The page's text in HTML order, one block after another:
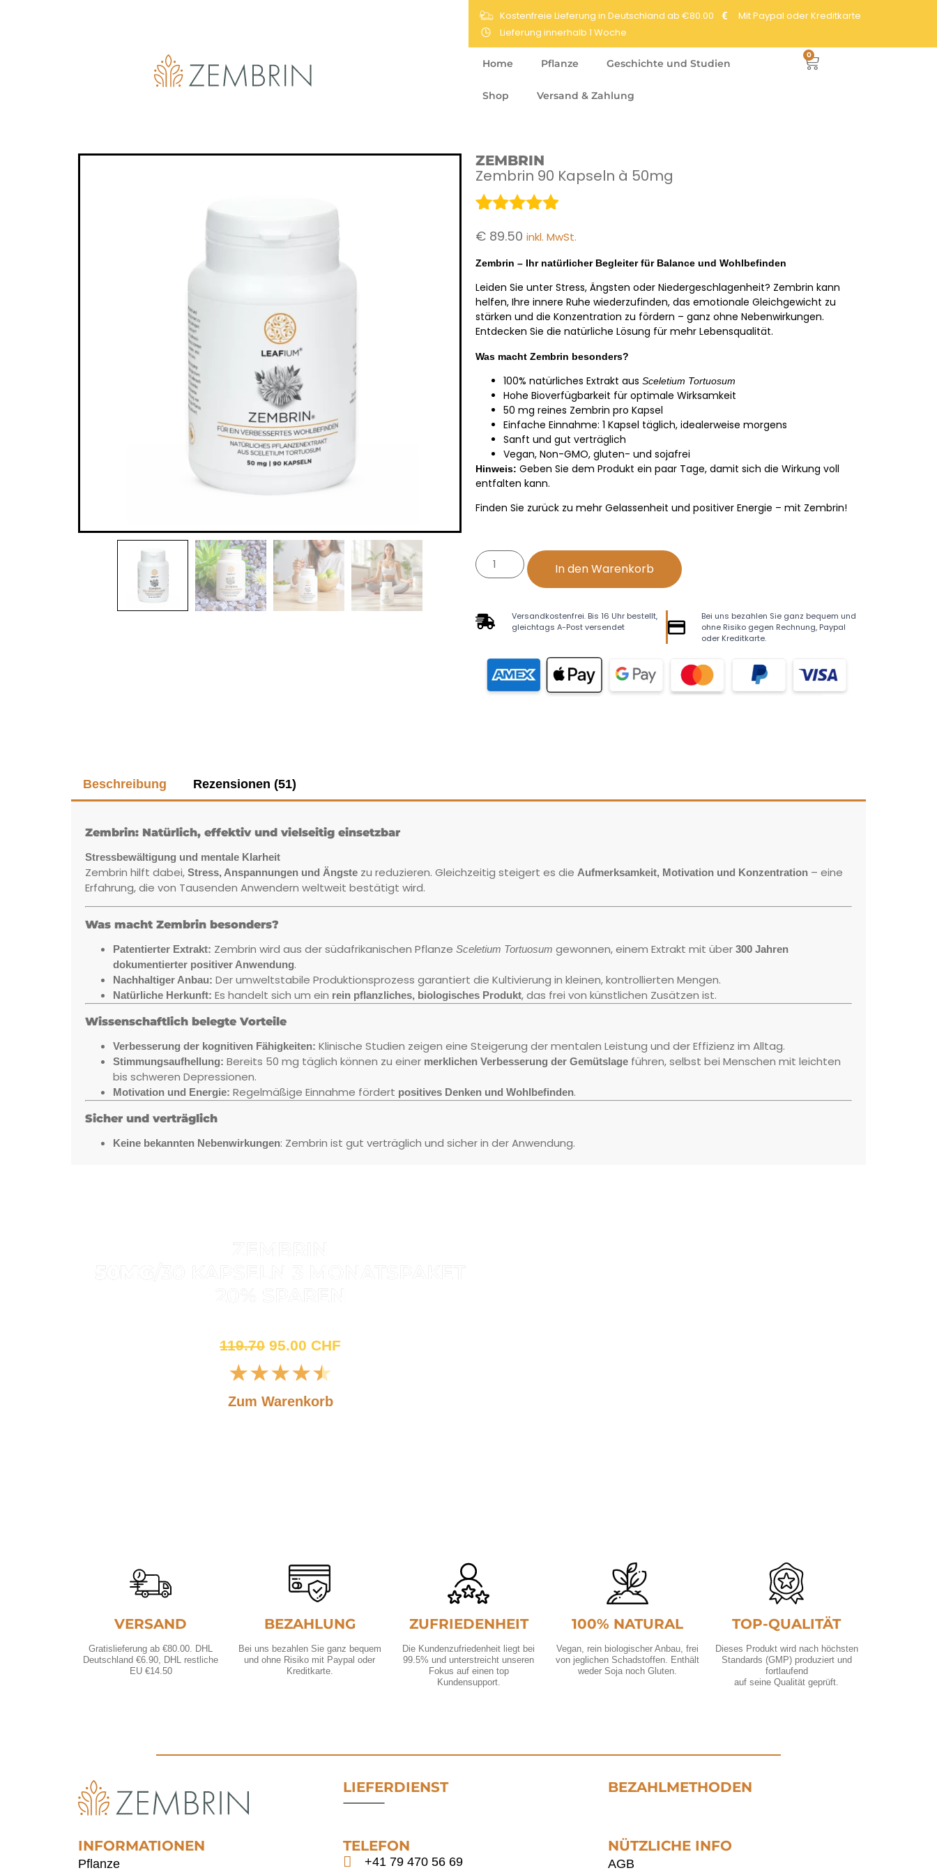
Kostenfreie Lieferung in Deutschland ab €80.00
Mit Paypal oder Kreditkarte
Lieferung innerhalb 1 Woche
Home Pflanze Geschichte und Studien
Shop Versand & Zahlung
0
ZEMBRIN
Zembrin 90 Kapseln à 50mg
mit4.80
von 5,
auf
Kundenbewertungen
€ 89.50 inkl. MwSt.
Zembrin – Ihr natürlicher Begleiter für Balance und Wohlbefinden
Leiden Sie unter Stress, Ängsten oder Niedergeschlagenheit? Zembrin kann
helfen, Ihre innere Ruhe wiederzufinden, das emotionale Gleichgewicht zu
stärken und die Konzentration zu fördern – ganz ohne Nebenwirkungen.
Entdecken Sie die natürliche Lösung für mehr Lebensqualität.
Was macht Zembrin besonders?
100% natürliches Extrakt aus Sceletium Tortuosum
Hohe Bioverfügbarkeit für optimale Wirksamkeit
50 mg reines Zembrin pro Kapsel
Einfache Einnahme: 1 Kapsel täglich, idealerweise morgens
Sanft und gut verträglich
Vegan, Non-GMO, gluten- und sojafrei
Hinweis: Geben Sie dem Produkt ein paar Tage, damit sich die Wirkung voll
entfalten kann.
Finden Sie zurück zu mehr Gelassenheit und positiver Energie – mit Zembrin!
In den Warenkorb
Versandkostenfrei. Bis 16 Uhr bestellt,
gleichtags A-Post versendet
Bei uns bezahlen Sie ganz bequem und
ohne Risiko gegen Rechnung, Paypal
oder Kreditkarte.
Beschreibung Rezensionen (51)
Zembrin: Natürlich, effektiv und vielseitig einsetzbar
Stressbewältigung und mentale Klarheit
Zembrin hilft dabei, Stress, Anspannungen und Ängste zu reduzieren. Gleichzeitig steigert es die Aufmerksamkeit, Motivation und Konzentration – eine
Erfahrung, die von Tausenden Anwendern weltweit bestätigt wird.
Was macht Zembrin besonders?
Patentierter Extrakt: Zembrin wird aus der südafrikanischen Pflanze Sceletium Tortuosum gewonnen, einem Extrakt mit über 300 Jahren
dokumentierter positiver Anwendung.
Nachhaltiger Anbau: Der umweltstabile Produktionsprozess garantiert die Kultivierung in kleinen, kontrollierten Mengen.
Natürliche Herkunft: Es handelt sich um ein rein pflanzliches, biologisches Produkt, das frei von künstlichen Zusätzen ist.
Wissenschaftlich belegte Vorteile
Verbesserung der kognitiven Fähigkeiten: Klinische Studien zeigen eine Steigerung der mentalen Leistung und der Effizienz im Alltag.
Stimmungsaufhellung: Bereits 50 mg täglich können zu einer merklichen Verbesserung der Gemütslage führen, selbst bei Menschen mit leichten
bis schweren Depressionen.
Motivation und Energie: Regelmäßige Einnahme fördert positives Denken und Wohlbefinden.
Sicher und verträglich
Keine bekannten Nebenwirkungen: Zembrin ist gut verträglich und sicher in der Anwendung.
119.70 95.00 CHF
★★★★★
Zum Warenkorb
VERSAND
Gratislieferung ab €80.00. DHL
Deutschland €6.90, DHL restliche
EU €14.50
BEZAHLUNG
Bei uns bezahlen Sie ganz bequem
und ohne Risiko mit Paypal oder
Kreditkarte.
ZUFRIEDENHEIT
Die Kundenzufriedenheit liegt bei
99.5% und unterstreicht unseren
Fokus auf einen top
Kundensupport.
100% NATURAL
Vegan, rein biologischer Anbau, frei
von jeglichen Schadstoffen. Enthält
weder Soja noch Gluten.
TOP-QUALITÄT
Dieses Produkt wird nach höchsten
Standards (GMP) produziert und
fortlaufend
auf seine Qualität geprüft.
LIEFERDIENST BEZAHLMETHODEN
INFORMATIONEN
Pflanze
TELEFON
+41 79 470 56 69
NÜTZLICHE INFO
AGB